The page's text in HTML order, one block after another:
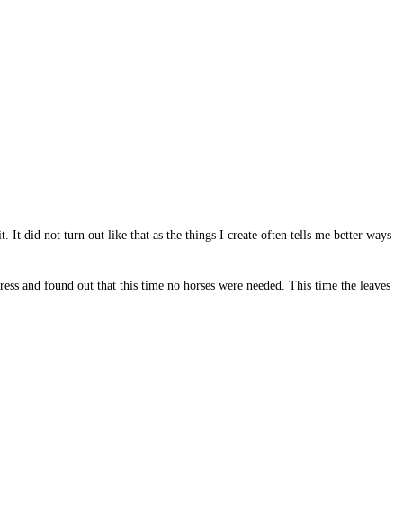
It did not turn out like that as the things I create often tells me better ways
and found out that this time no horses were needed. This time the leaves